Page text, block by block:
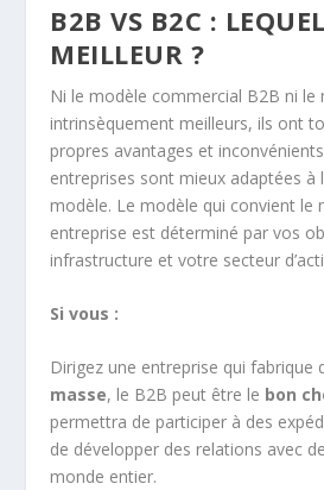
B2B VS B2C :
MEILLEUR ?
Ni le modèle commercial B2B ni le
intrinsèquement meilleurs, ils ont
propres avantages et
entreprises sont mieux adaptées à
modèle. Le modèle qui convient le
entreprise est déterminé par vos
infrastructure et votre secteur
Si vous :
Dirigez une entreprise qui fabrique
masse, le B2B peut être le bon
permettra de participer à des
de développer des relations avec
monde entier.